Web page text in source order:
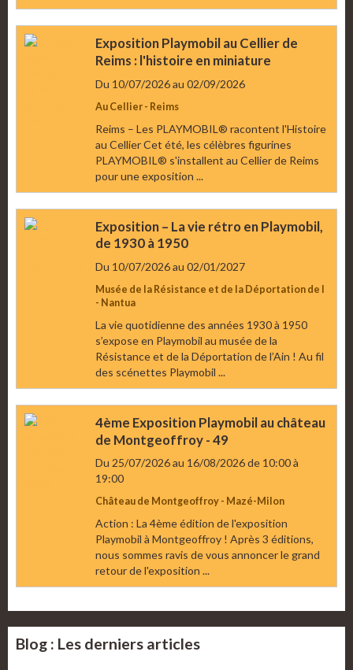
Exposition Playmobil au Cellier de
Reims : l'histoire en miniature
Du 10/07/2026au 02/09/2026
Au Cellier - Reims
Reims – Les PLAYMOBIL® racontent l'Histoire
au Cellier Cet été, les célèbres figurines
PLAYMOBIL® s'installent au Cellier de Reims
pour une exposition ...
Exposition – La vie rétro en Playmobil,
de 1930 à 1950
Du 10/07/2026au 02/01/2027
Musée de la Résistance et de la Déportation de l
- Nantua
La vie quotidienne des années 1930 à 1950
s’expose en Playmobil au musée de la
Résistance et de la Déportation de l’Ain ! Au fil
des scénettes Playmobil ...
4ème Exposition Playmobil au château
de Montgeoffroy - 49
Du 25/07/2026au 16/08/2026de 10:00à
19:00
Château de Montgeoffroy - Mazé-Milon
Action : La 4ème édition de l'exposition
Playmobil à Montgeoffroy ! Après 3 éditions,
nous sommes ravis de vous annoncer le grand
retour de l'exposition ...
Blog : Les derniers articles